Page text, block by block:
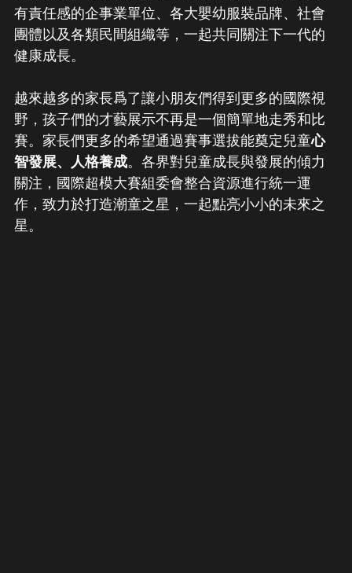
有責任感的企事業單位、各大嬰幼服裝品牌、社會
團體以及各類民間組織等，一起共同關注下一代的
健康成長。
越來越多的家長爲了讓小朋友們得到更多的國際視
野，孩子們的才藝展示不再是一個簡單地走秀和比
賽。家長們更多的希望通過賽事選拔能奠定兒童心
智發展、人格養成。各界對兒童成長與發展的傾力
關注，國際超模大賽組委會整合資源進行統一運
作，致力於打造潮童之星，一起點亮小小的未來之
星。